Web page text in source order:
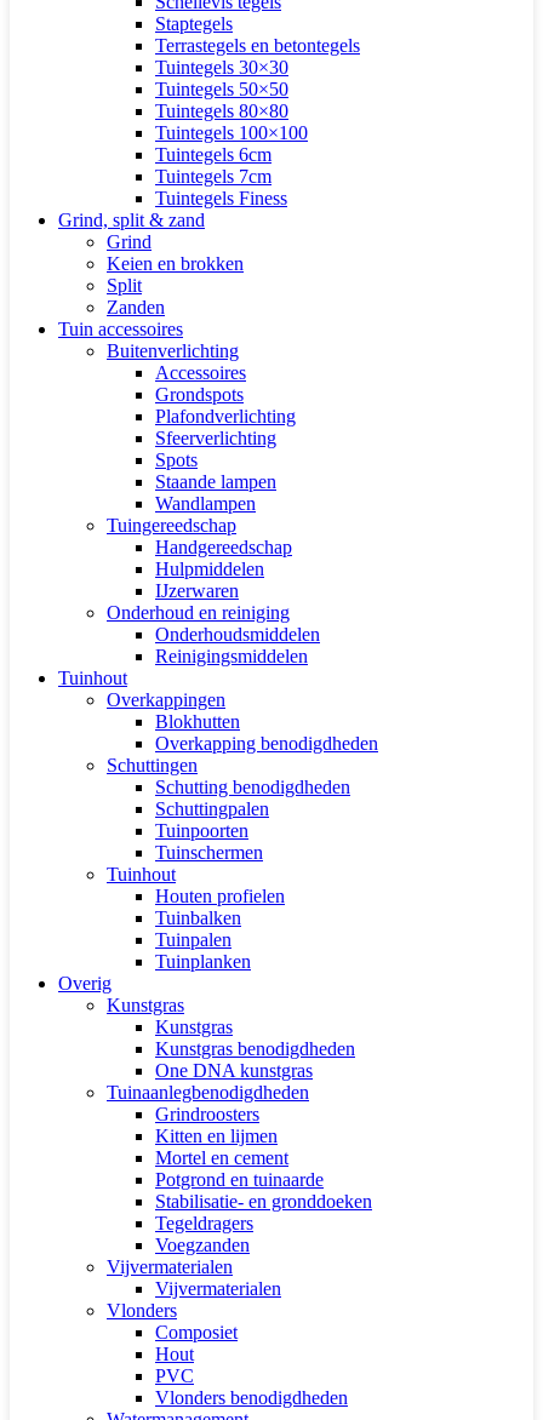
Staptegels
Terrastegels en betontegels
Tuintegels 30×30
Tuintegels 50×50
Tuintegels 80×80
Tuintegels 100×100
Tuintegels 6cm
Tuintegels 7cm
Tuintegels Finess
Grind, split & zand
Grind
Keien en brokken
Split
Zanden
Tuin accessoires
Buitenverlichting
Accessoires
Grondspots
Plafondverlichting
Sfeerverlichting
Spots
Staande lampen
Wandlampen
Tuingereedschap
Handgereedschap
Hulpmiddelen
IJzerwaren
Onderhoud en reiniging
Onderhoudsmiddelen
Reinigingsmiddelen
Tuinhout
Overkappingen
Blokhutten
Overkapping benodigdheden
Schuttingen
Schutting benodigdheden
Schuttingpalen
Tuinpoorten
Tuinschermen
Tuinhout
Houten profielen
Tuinbalken
Tuinpalen
Tuinplanken
Overig
Kunstgras
Kunstgras
Kunstgras benodigdheden
One DNA kunstgras
Tuinaanlegbenodigdheden
Grindroosters
Kitten en lijmen
Mortel en cement
Potgrond en tuinaarde
Stabilisatie- en gronddoeken
Tegeldragers
Voegzanden
Vijvermaterialen
Vijvermaterialen
Vlonders
Composiet
Hout
PVC
Vlonders benodigdheden